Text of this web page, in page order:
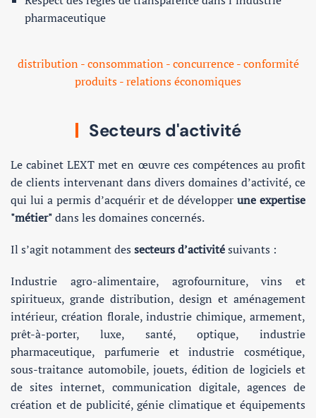
pharmaceutique
distribution - consommation - concurrence - conformité
produits - relations économiques
Secteurs d'activité
Le cabinet LEXT met en œuvre ces compétences au profit
de clients intervenant dans divers domaines d’activité, ce
qui lui a permis d’acquérir et de développer une expertise
"métier"dans les domaines concernés.
Il s’agit notamment des secteurs d’activitésuivants :
Industrie agro-alimentaire, agrofourniture, vins et
spiritueux, grande distribution, design et aménagement
intérieur, création florale, industrie chimique, armement,
prêt-à-porter, luxe, santé, optique, industrie
pharmaceutique, parfumerie et industrie cosmétique,
sous-traitance automobile, jouets, édition de logiciels et
de sites internet, communication digitale, agences de
création et de publicité, génie climatique et équipements